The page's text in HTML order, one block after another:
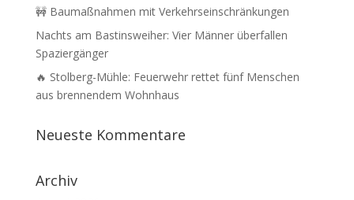
🚧 Baumaßnahmen mit Verkehrseinschränkungen
Nachts am Bastinsweiher: Vier Männer überfallen
Spaziergänger
🔥 Stolberg-Mühle: Feuerwehr rettet fünf Menschen
aus brennendem Wohnhaus
Neueste Kommentare
Archiv